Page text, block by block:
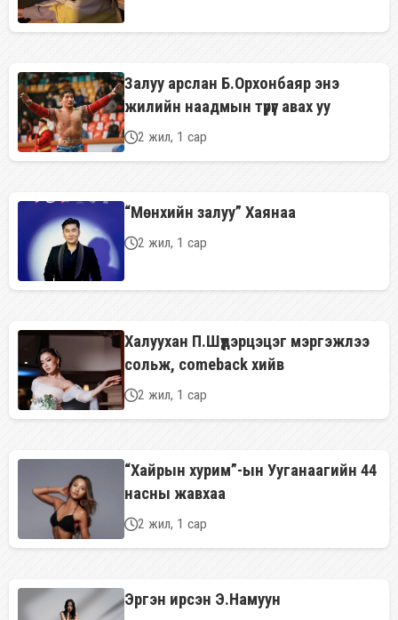
Залуу арслан Б.Орхонбаяр энэ
жилийн наадмын түрүүг авах уу
2 жил, 1 сар
“Мөнхийн залуу” Хаянаа
2 жил, 1 сар
Халуухан П.Шүүдэрцэцэг мэргэжлээ
сольж, comeback хийв
2 жил, 1 сар
“Хайрын хурим”-ын Ууганаагийн 44
насны жавхаа
2 жил, 1 сар
Эргэн ирсэн Э.Намуун